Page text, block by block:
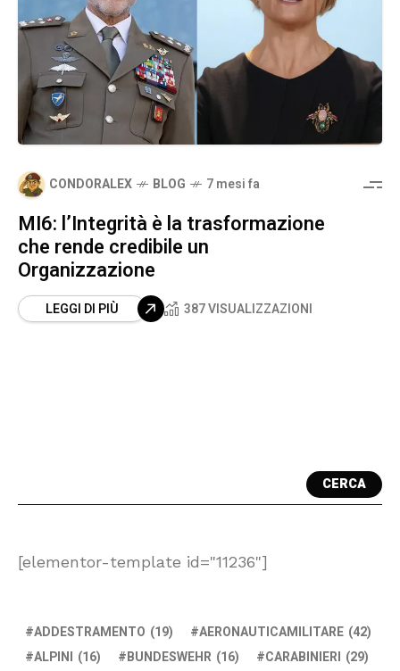
CONDORALEX BLOG 7 mesi fa
MI6: l’Integrità è la trasformazione
che rende credibile un
Organizzazione
LEGGI DI PIÙ 387 VISUALIZZAZIONI
CERCA
[elementor-template id="11236"]
ADDESTRAMENTO (19) AERONAUTICAMILITARE (42)
ALPINI (16) BUNDESWEHR (16) CARABINIERI (29)